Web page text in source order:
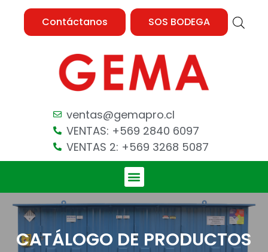
Contáctanos SOS BODEGA
ventas@gemapro.cl
VENTAS: +569 2840 6097
VENTAS 2: +569 3268 5087
CATÁLOGO DE PRODUCTOS